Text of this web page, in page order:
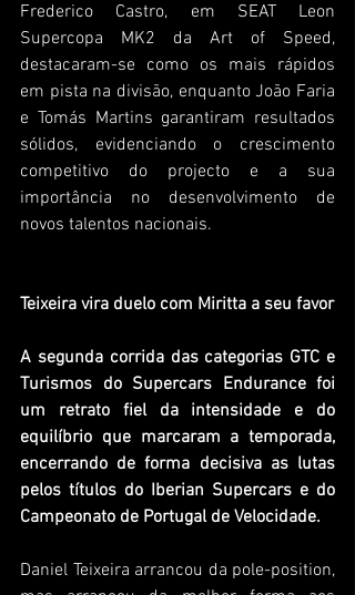
Frederico Castro, em SEAT Leon
Supercopa MK2 da Art of Speed,
destacaram-se como os mais rápidos
em pista na divisão, enquanto João Faria
e Tomás Martins garantiram resultados
sólidos, evidenciando o crescimento
competitivo do projecto e a sua
importância no desenvolvimento de
novos talentos nacionais.
Teixeira vira duelo com Miritta a seu favor
A segunda corrida das categorias GTC e
Turismos do Supercars Endurance foi
um retrato fiel da intensidade e do
equilíbrio que marcaram a temporada,
encerrando de forma decisiva as lutas
pelos títulos do Iberian Supercars e do
Campeonato de Portugal de Velocidade.
Daniel Teixeira arrancou da pole-position,